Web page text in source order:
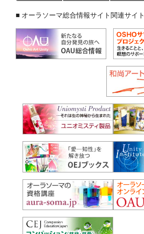
■ オーラソーマ総合情報サイト関連サイト